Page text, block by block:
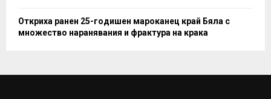
Откриха ранен 25-годишен мароканец край Бяла с
множество наранявания и фрактура на крака